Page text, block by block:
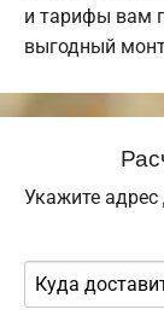
и тарифы вам
выгодный
Укажите адрес